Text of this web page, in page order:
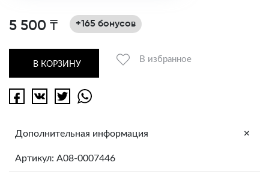
5 500 ₸ +165 бонусов
В КОРЗИНУ
В избранное
Дополнительная информация +
Артикул: A08-0007446